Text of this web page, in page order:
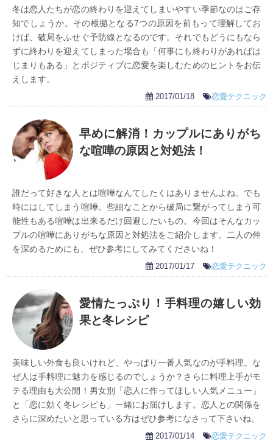
冬は恋人たちが恋の終わりを迎えてしまいやすい季節なのはご存
知でしょうか。その根拠となる7つの原因を前もって理解してお
けば、破局をふせぐ予防線となるのです。それでもどうにもなら
ずに終わりを迎えてしまった場合も「何事にも終わりがあればは
じまりもある」とポジティブに恋愛を楽しむためのヒントをお伝
えします。
2017/01/18 恋愛テクニック
早めに解消！カップルにありがち
な喧嘩の原因と対処法！
誰だって好きな人とは喧嘩なんてしたくはありませんよね。でも
時にはしてしまう喧嘩。些細なことから破局に繋がってしまう可
能性もある喧嘩は出来るだけ回避したいもの。今回はそんなカッ
プルの喧嘩にありがちな原因と対処法をご紹介します。二人の仲
を深めるためにも、ぜひ参考にしてみてくださいね！
2017/01/17 恋愛テクニック
愛情たっぷり！手料理の嬉しい効
果と冬レシピ
美味しい外食も良いけれど、やっぱり一番人気なのが手料理。な
ぜ人は手料理に魅力を感じるのでしょうか？さらに料理上手がモ
テる理由も大公開！男女別「恋人に作ってほしい人気メニュー」
と「恋に効く冬レシピも」一緒にお届けします。恋人との関係を
さらに深めたいと思っている方はぜひ参考になさって下さいね。
2017/01/14 恋愛テクニック